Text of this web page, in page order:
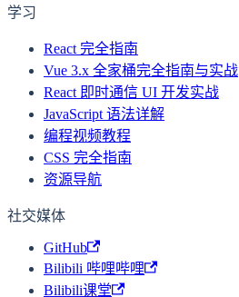
学习
React 完全指南
Vue 3.x 全家桶完全指南与实战
React 即时通信 UI 开发实战
JavaScript 语法详解
编程视频教程
CSS 完全指南
资源导航
社交媒体
GitHub
Bilibili 哔哩哔哩
Bilibili课堂